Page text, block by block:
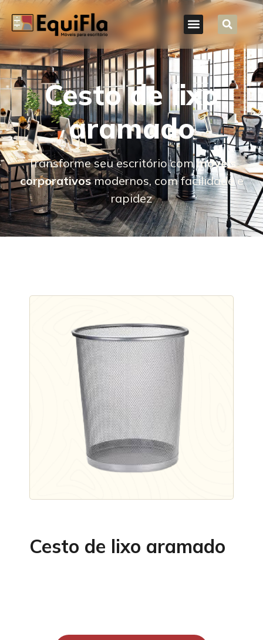
Cesto de lixo
aramado
Transforme seu escritório commóveis
corporativosmodernos, com facilidade e
rapidez
Cesto de lixo aramado